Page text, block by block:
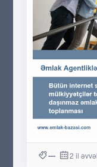
--- 2 il əvvəl